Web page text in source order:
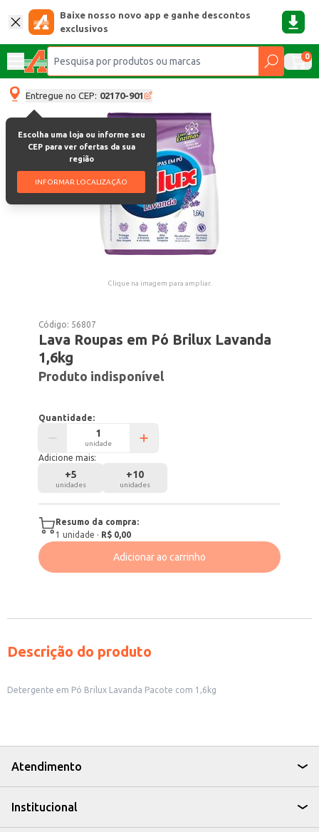
Baixe nosso novo app e ganhe descontos
exclusivos
0
Entregue no CEP: 02170-901
Escolha uma loja ou informe seu
CEP para ver ofertas da sua
região
INFORMAR LOCALIZAÇÃO
Clique na imagem para ampliar.
Código: 56807
Lava Roupas em Pó Brilux Lavanda
1,6kg
Produto indisponível
Quantidade:
unidade
Adicione mais:
+5
unidades
+10
unidades
Resumo da compra:
1 unidade · R$ 0,00
Adicionar ao carrinho
Descrição do produto
Detergente em Pó Brilux Lavanda Pacote com 1,6kg
Atendimento
Institucional